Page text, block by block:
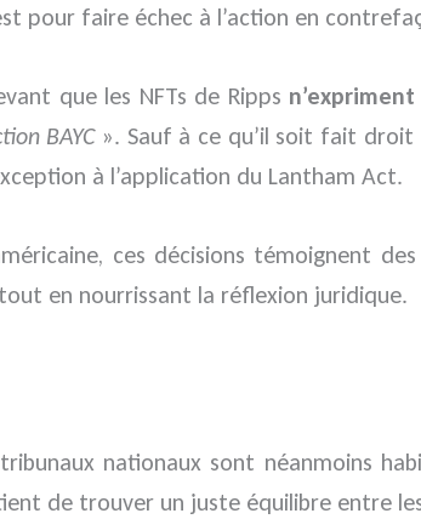
pour faire échec à l’action en
que les NFTs de Ripps
BAYC». Sauf à ce qu’il soit fait droit
à l’application du Lantham Act.
ces décisions témoignent
en nourrissant la réflexion juridique.
nationaux sont néanmoins
de trouver un juste équilibre entre